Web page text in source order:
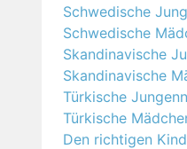
Schwedische
Schwedische
Skandinavische
Skandinavische
Türkische
Türkische
Den richtigen